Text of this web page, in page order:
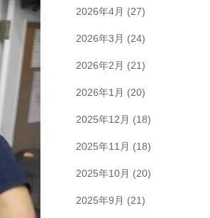
2026年4月 (27)
2026年3月 (24)
2026年2月 (21)
2026年1月 (20)
2025年12月 (18)
2025年11月 (18)
2025年10月 (20)
2025年9月 (21)